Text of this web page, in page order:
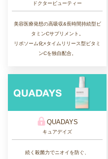
ドクタービューティー
美容医療発想の高吸収&長時間持続型ビ
タミンCサプリメント。
リポソーム化×タイムリリース型ビタミ
ンCを独自配合。
QUADAYS
キュアデイズ
続く殺菌力でニオイを防ぐ、